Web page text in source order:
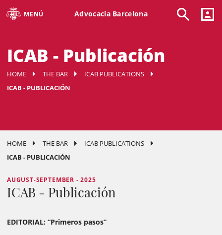
MENÚ Advocacia Barcelona
ICAB - Publicación
HOME THE BAR
ICAB PUBLICATIONS
ICAB - PUBLICACIÓN
HOME THE BAR
ICAB PUBLICATIONS
ICAB - PUBLICACIÓN
AUGUST-SEPTEMBER - 2025
ICAB - Publicación
EDITORIAL: “Primeros pasos”